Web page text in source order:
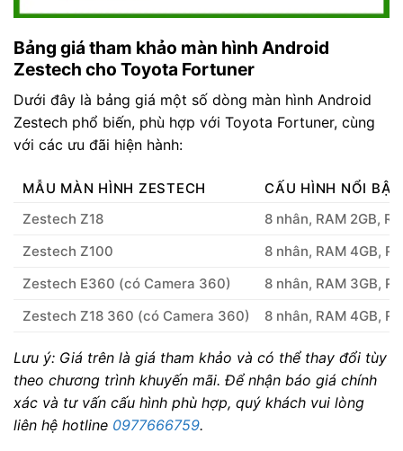
Bảng giá tham khảo màn hình Android
Zestech cho Toyota Fortuner
Dưới đây là bảng giá một số dòng màn hình Android
Zestech phổ biến, phù hợp với Toyota Fortuner, cùng
với các ưu đãi hiện hành:
MẪU MÀN HÌNH ZESTECH
CẤU HÌNH NỔI BẬT
Zestech Z18
8 nhân, RAM 2GB,
Zestech Z100
8 nhân, RAM 4GB,
Zestech E360 (có Camera 360)
8 nhân, RAM 3GB,
Zestech Z18 360 (có Camera 360)
8 nhân, RAM 4GB,
Lưu ý: Giá trên là giá tham khảo và có thể thay đổi tùy
theo chương trình khuyến mãi. Để nhận báo giá chính
xác và tư vấn cấu hình phù hợp, quý khách vui lòng
liên hệ hotline 0977666759.